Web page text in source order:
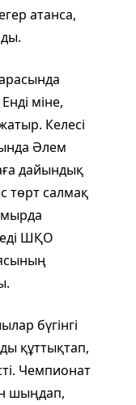
атанса,
міне,
Келесі
Әлем
дайындық
төрт салмақ
ШҚО
бүгінгі
құттықтап,
Чемпионат
шыңдап,